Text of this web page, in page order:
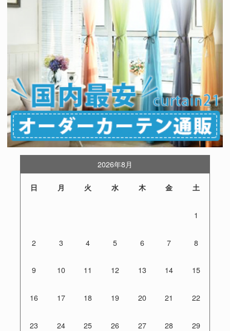
2026年8月
日 月 火 水 木 金 土
1
2 3 4 5 6 7 8
9 10 11 12 13 14 15
16 17 18 19 20 21 22
23 24 25 26 27 28 29